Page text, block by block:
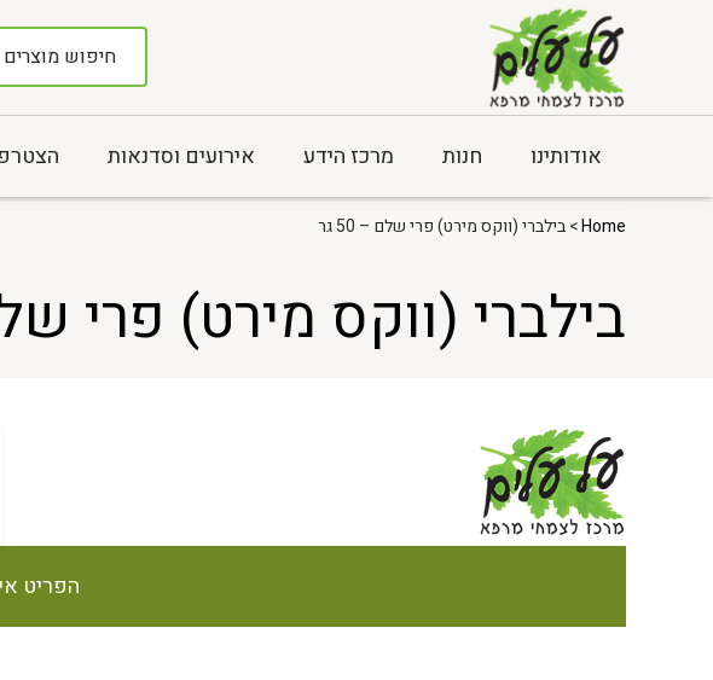
אודותינו חנות מרכז הידע אירועים וסדנאות
Home> בילברי (ווקס מירט) פרי שלם – 50 גר
בילברי (ווקס מירט) פרי שלם –
הפריט